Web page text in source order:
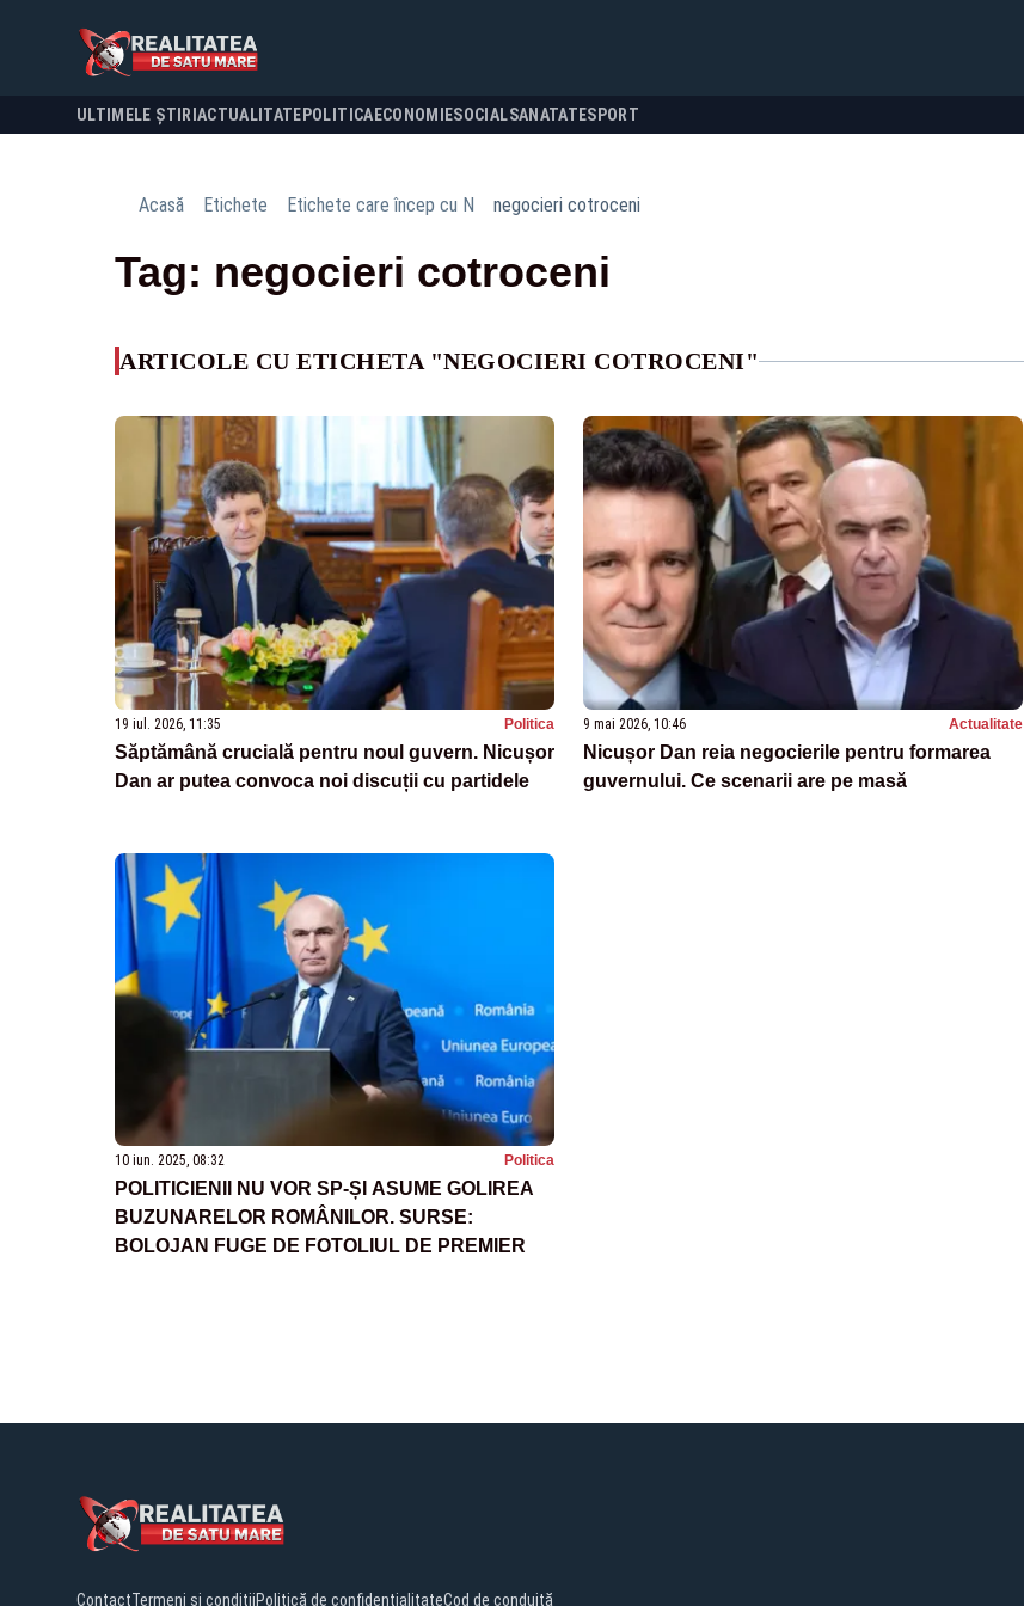
ULTIMELE ȘTIRI ACTUALITATE POLITICA ECONOMIESOCIALSANATATESPORT
Acasă Etichete Etichete care încep cu N negocieri cotroceni
Tag: negocieri cotroceni
ARTICOLE CU ETICHETA "NEGOCIERI COTROCENI"
19 iul. 2026, 11:35 Politica
Săptămână crucială pentru noul guvern. Nicușor
Dan ar putea convoca noi discuții cu partidele
9 mai 2026, 10:46 Actualitate
Nicușor Dan reia negocierile pentru formarea
guvernului. Ce scenarii are pe masă
10 iun. 2025, 08:32 Politica
POLITICIENII NU VOR SP-ȘI ASUME GOLIREA
BUZUNARELOR ROMÂNILOR. SURSE:
BOLOJAN FUGE DE FOTOLIUL DE PREMIER
ContactTermeni și condițiiPolitică de confidențialitateCod de conduită